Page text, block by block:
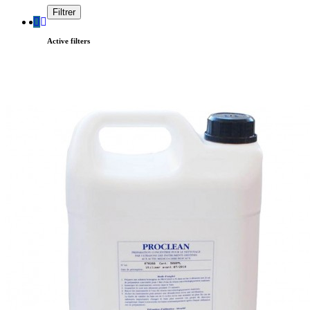
Filtrer
Active filters